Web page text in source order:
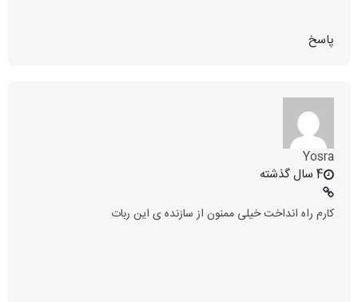
پاسخ
Yosra
4 سال گذشته
کارم راه انداخت خیلی ممنون از سازنده ی این ربات